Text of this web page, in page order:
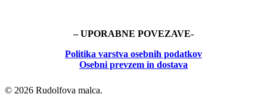
– UPORABNE POVEZAVE-
Politika varstva osebnih podatkov
Osebni prevzem in dostava
© 2026 Rudolfova malca.